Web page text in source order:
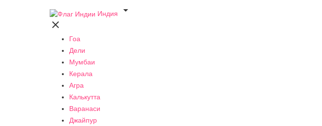
Индия


Гоа
Дели
Мумбаи
Керала
Агра
Калькутта
Варанаси
Джайпур